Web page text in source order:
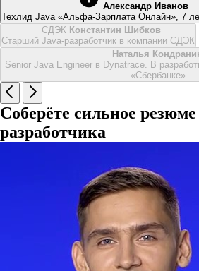
Александр Иванов
Техлид Java «Альфа-Зарплата Онлайн», 7
СДЭК Константин Шибков
Старший Java-разработчик в компании СДЭК
Наталья
Senior Java Engineer в Dynatrace. В
«Сбербанке»
Соберёте сильное
разработчика